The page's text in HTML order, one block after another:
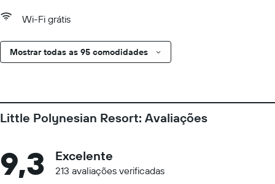
Wi-Fi grátis
Mostrar todas as 95 comodidades
Little Polynesian Resort: Avaliações
9,3 Excelente
213 avaliações verificadas